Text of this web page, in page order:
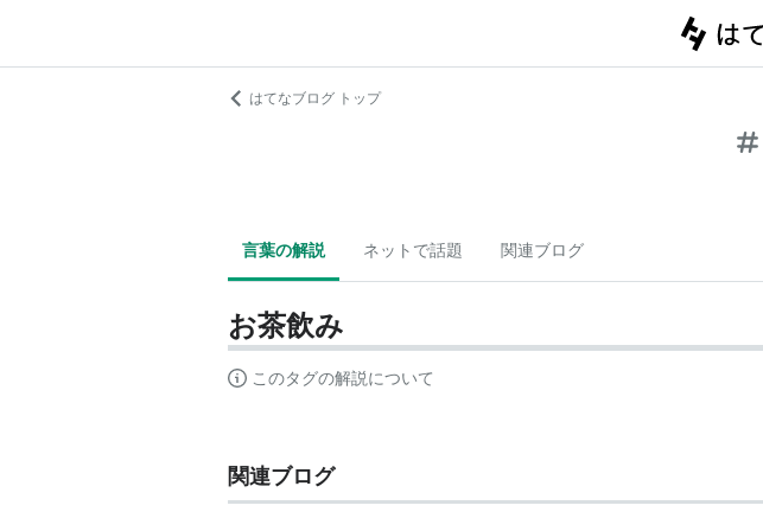
はてなブログ トップ
言葉の解説 ネットで話題 関連ブログ
お茶飲み
このタグの解説について
関連ブログ